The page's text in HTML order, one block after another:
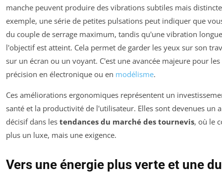
manche peuvent produire des vibrations subtiles mais
exemple, une série de petites pulsations peut indiquer que
du couple de serrage maximum, tandis qu'une vibration
l'objectif est atteint. Cela permet de garder les yeux sur son
sur un écran ou un voyant. C'est une avancée majeure pour
précision en électronique ou en modélisme.
Ces améliorations ergonomiques représentent un
santé et la productivité de l'utilisateur. Elles sont devenues un
décisif dans les tendances du marché des tournevis, où le
plus un luxe, mais une exigence.
Vers une énergie plus verte et une